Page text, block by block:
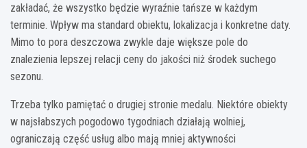
zakładać, że wszystko będzie wyraźnie tańsze w każdym
terminie. Wpływ ma standard obiektu, lokalizacja i konkretne daty.
Mimo to pora deszczowa zwykle daje większe pole do
znalezienia lepszej relacji ceny do jakości niż środek suchego
sezonu.
Trzeba tylko pamiętać o drugiej stronie medalu. Niektóre obiekty
w najsłabszych pogodowo tygodniach działają wolniej,
ograniczają część usług albo mają mniej aktywności